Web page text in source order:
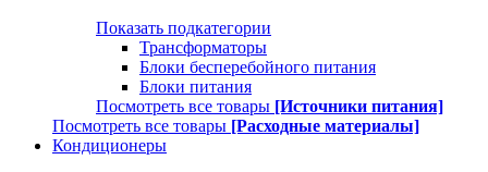
Показать подкатегории
Трансформаторы
Блоки бесперебойного питания
Блоки питания
Посмотреть все товары [Источники питания]
Посмотреть все товары [Расходные материалы]
Кондиционеры